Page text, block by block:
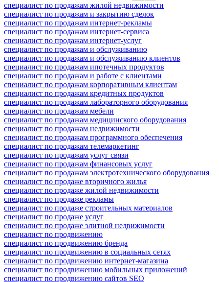
специалист по продажам жилой недвижимости
специалист по продажам и закрытию сделок
специалист по продажам интернет-рекламы
специалист по продажам интернет-сервиса
специалист по продажам интернет-услуг
специалист по продажам и обслуживанию
специалист по продажам и обслуживанию клиентов
специалист по продажам ипотечных продуктов
специалист по продажам и работе с клиентами
специалист по продажам корпоративным клиентам
специалист по продажам кредитных продуктов
специалист по продажам лабораторного оборудования
специалист по продажам мебели
специалист по продажам медицинского оборудования
специалист по продажам недвижимости
специалист по продажам программного обеспечения
специалист по продажам телемаркетинг
специалист по продажам услуг связи
специалист по продажам финансовых услуг
специалист по продажам электротехнического оборудования
специалист по продаже вторичного жилья
специалист по продаже жилой недвижимости
специалист по продаже рекламы
специалист по продаже строительных материалов
специалист по продаже услуг
специалист по продаже элитной недвижимости
специалист по продвижению
специалист по продвижению бренда
специалист по продвижению в социальных сетях
специалист по продвижению интернет-магазина
специалист по продвижению мобильных приложений
специалист по продвижению сайтов SEO